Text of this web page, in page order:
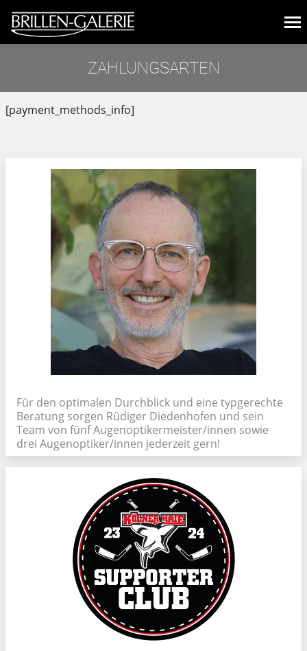
ZAHLUNGSARTEN
[payment_methods_info]
Für den optimalen Durchblick und eine typgerechte
Beratung sorgen Rüdiger Diedenhofen und sein
Team von fünf Augenoptikermeister/innen sowie
drei Augenoptiker/innen jederzeit gern!